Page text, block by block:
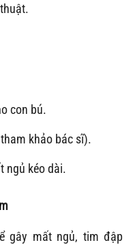
con bú.
khảo bác sĩ).
ngủ kéo dài.
gây mất ngủ, tim đập